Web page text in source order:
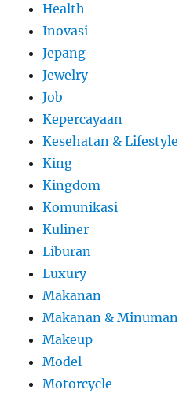
Health
Inovasi
Jepang
Jewelry
Job
Kepercayaan
Kesehatan & Lifestyle
King
Kingdom
Komunikasi
Kuliner
Liburan
Luxury
Makanan
Makanan & Minuman
Makeup
Model
Motorcycle